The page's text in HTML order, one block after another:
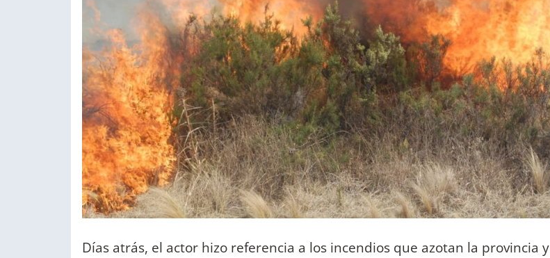
Días atrás, el actor hizo referencia a los incendios que azotan la provincia y